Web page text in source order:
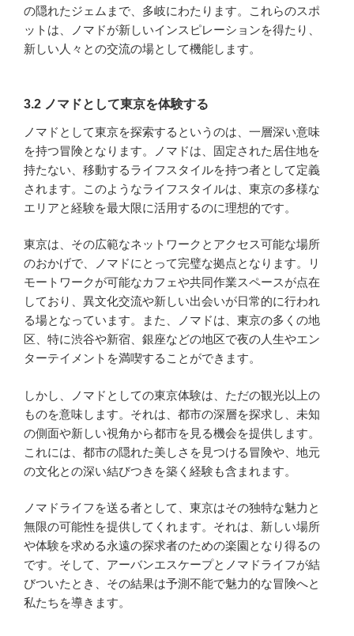
の隠れたジェムまで、多岐にわたります。これらのスポ
ットは、ノマドが新しいインスピレーションを得たり、
新しい人々との交流の場として機能します。
3.2 ノマドとして東京を体験する
ノマドとして東京を探索するというのは、一層深い意味
を持つ冒険となります。ノマドは、固定された居住地を
持たない、移動するライフスタイルを持つ者として定義
されます。このようなライフスタイルは、東京の多様な
エリアと経験を最大限に活用するのに理想的です。
東京は、その広範なネットワークとアクセス可能な場所
のおかげで、ノマドにとって完璧な拠点となります。リ
モートワークが可能なカフェや共同作業スペースが点在
しており、異文化交流や新しい出会いが日常的に行われ
る場となっています。また、ノマドは、東京の多くの地
区、特に渋谷や新宿、銀座などの地区で夜の人生やエン
ターテイメントを満喫することができます。
しかし、ノマドとしての東京体験は、ただの観光以上の
ものを意味します。それは、都市の深層を探求し、未知
の側面や新しい視角から都市を見る機会を提供します。
これには、都市の隠れた美しさを見つける冒険や、地元
の文化との深い結びつきを築く経験も含まれます。
ノマドライフを送る者として、東京はその独特な魅力と
無限の可能性を提供してくれます。それは、新しい場所
や体験を求める永遠の探求者のための楽園となり得るの
です。そして、アーバンエスケープとノマドライフが結
びついたとき、その結果は予測不能で魅力的な冒険へと
私たちを導きます。